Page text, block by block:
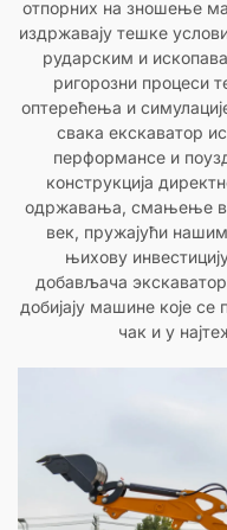
отпорних на зношење
издржавају тешке
рударским и
ригорозни процеси
оптерећења и
свака екскаватор
перформансе и
конструкција
одржавања, смањење
век, пружајући
њихову
добављача
добијају машине које
чак и у